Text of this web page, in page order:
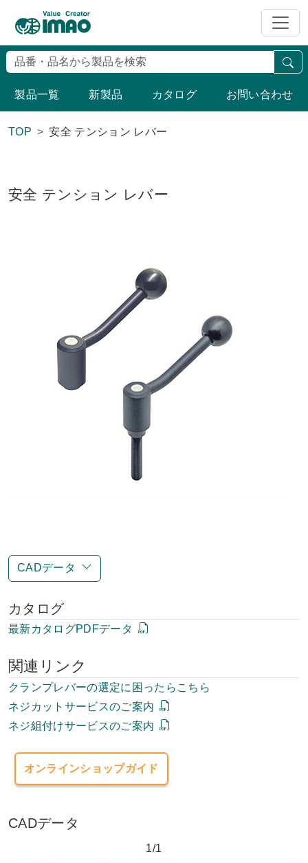
製品一覧 新製品 カタログ お問い合わせ
TOP 安全 テンション レバー
安全 テンション レバー
CADデータ
カタログ
最新カタログPDFデータ
関連リンク
クランプレバーの選定に困ったらこちら
ネジカットサービスのご案内
ネジ組付けサービスのご案内
オンラインショップガイド
CADデータ
1/1